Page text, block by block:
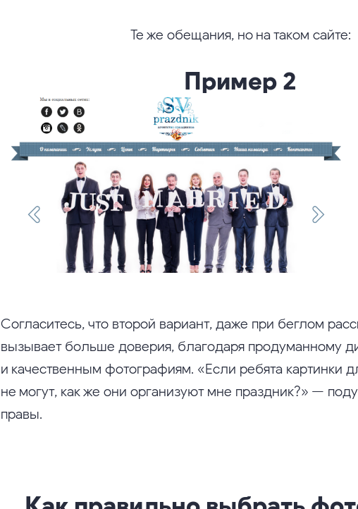
Те же обещания, но на таком сайте:
Пример 2
Согласитесь, что второй вариант, даже при беглом
вызывает больше доверия, благодаря продуманному
и качественным фотографиям. «Если ребята картинки
не могут, как же они организуют мне праздник?» —
правы.